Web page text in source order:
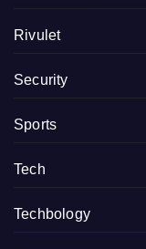
Rivulet
Security
Sports
Tech
Techbology